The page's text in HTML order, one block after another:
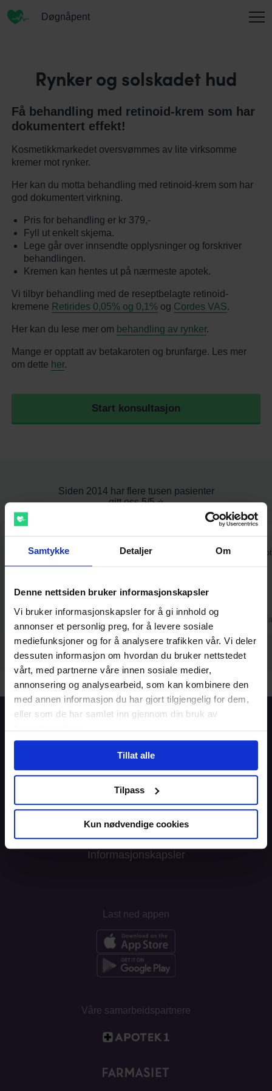
Samtykke Detaljer Om
Denne nettsiden bruker informasjonskapsler
Vi bruker informasjonskapsler for å gi innhold og
annonser et personlig preg, for å levere sosiale
mediefunksjoner og for å analysere trafikken vår. Vi deler
dessuten informasjon om hvordan du bruker nettstedet
vårt, med partnerne våre innen sosiale medier,
annonsering og analysearbeid, som kan kombinere den
med annen informasjon du har gjort tilgjengelig for dem,
eller som de har samlet inn gjennom din bruk av
tjenestene deres.
Tillat alle
Tilpass
Kun nødvendige cookies
Døgnåpent
OM OSS
ENGLISH
Rynker og solskadet hud
Få behandling med retinoid-krem som har
dokumentert effekt!
Kosmetikkmarkedet oversvømmes av lite virksomme
kremer mot rynker.
Her kan du motta behandling med retinoid-krem som har
god dokumentert virkning.
Pris for behandling er kr 379,-
Fyll ut enkelt skjema.
Lege går over innsendte opplysninger og forskriver
behandlingen.
Kremen kan hentes ut på nærmeste apotek.
Vi tilbyr behandling med de reseptbelagte retinoid-
kremene Retirides 0,05% og 0,1%og Cordes VAS.
Her kan du lese mer om behandling av rynker.
Mange er opptatt av betakaroten og brunfarge. Les mer
om dette her.
Start konsultasjon
Siden 2014 har flere tusen pasienter
gitt oss 5/5 ⭐️
⭐⭐⭐⭐⭐
Fin og oversiktlig nettside, lett å
sende inn forespørsel, raskt svar
⭐⭐⭐⭐⭐
Fantastisk. Gikk raskt å få
Wenche 1.
Forside
Informasjon
Blogg
Brukeravtale
Personvern
Informasjonskapsler
Last ned appen
Våre samarbeidspartnere